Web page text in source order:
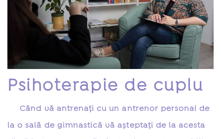
Psihoterapie de cuplu
Când vă antrenaţi cu un antrenor personal de
la o sală de gimnastică vă aşteptaţi de la acesta